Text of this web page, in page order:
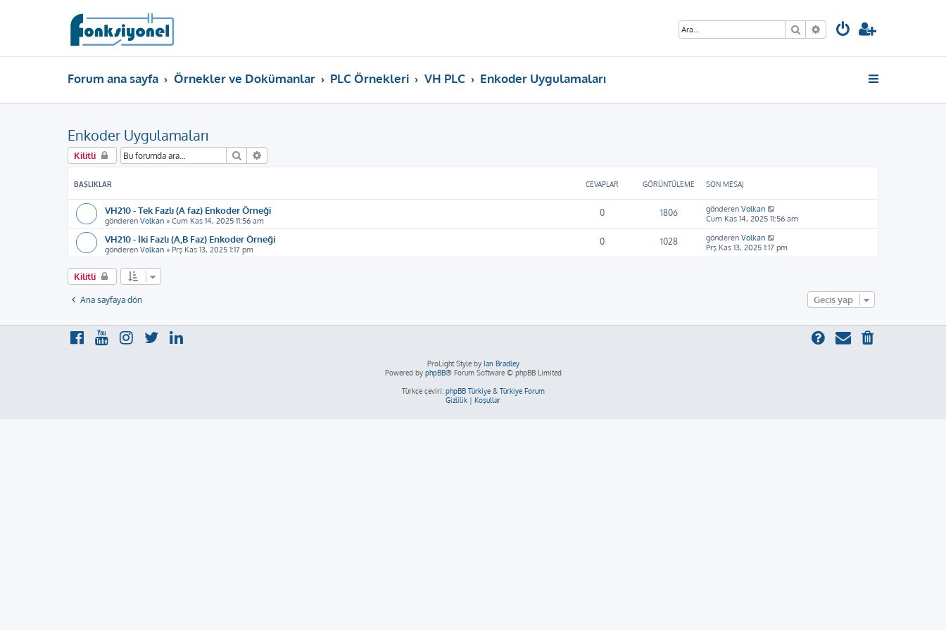
Ara Gelişmiş arama
Forum ana sayfa Örnekler ve Dokümanlar PLC Örnekleri VH PLC Enkoder Uygulamaları
Enkoder Uygulamaları
Kilitli Ara
BAŞLIKLAR CEVAPLAR GÖRÜNTÜLEME SON MESAJ
VH210 - Tek Fazlı (A faz) Enkoder Örneği
gönderen Volkan » Cum Kas 14, 2025 11:56 am
0 1806 gönderen Volkan
Cum Kas 14, 2025 11:56 am
VH210 - İki Fazlı (A,B Faz) Enkoder Örneği
gönderen Volkan » Prş Kas 13, 2025 1:17 pm
0 1028 gönderen Volkan
Prş Kas 13, 2025 1:17 pm
Kilitli
Ana sayfaya dön Geçiş yap
ProLight Style by Ian Bradley
Powered by phpBB® Forum Software © phpBB Limited
Türkçe çeviri: phpBB Türkiye& Türkiye Forum
Gizlilik | Koşullar